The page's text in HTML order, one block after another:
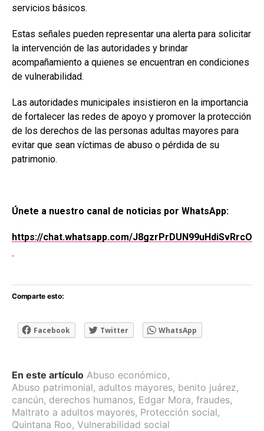
servicios básicos.
Estas señales pueden representar una alerta para solicitar
la intervención de las autoridades y brindar
acompañamiento a quienes se encuentran en condiciones
de vulnerabilidad.
Las autoridades municipales insistieron en la importancia
de fortalecer las redes de apoyo y promover la protección
de los derechos de las personas adultas mayores para
evitar que sean víctimas de abuso o pérdida de su
patrimonio.
Únete a nuestro canal de noticias por WhatsApp:
https://chat.whatsapp.com/J8gzrPrDUN99uHdiSvRrcO
Comparte esto:
Facebook Twitter WhatsApp
En este artículo Abuso económico,
Abuso patrimonial, adultos mayores, benito juárez,
cancún, derechos humanos, Edgar Mora, fraudes,
Maltrato a adultos mayores, Protección social,
Quintana Roo, Vulnerabilidad social